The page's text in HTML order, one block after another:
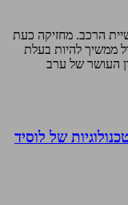
הרכב. מחזיקה כעת
סטרול ממשיך להיות בעלת
אוטוניוז, 12.11.2023 – קרן העושר של ערב
של לוסיד